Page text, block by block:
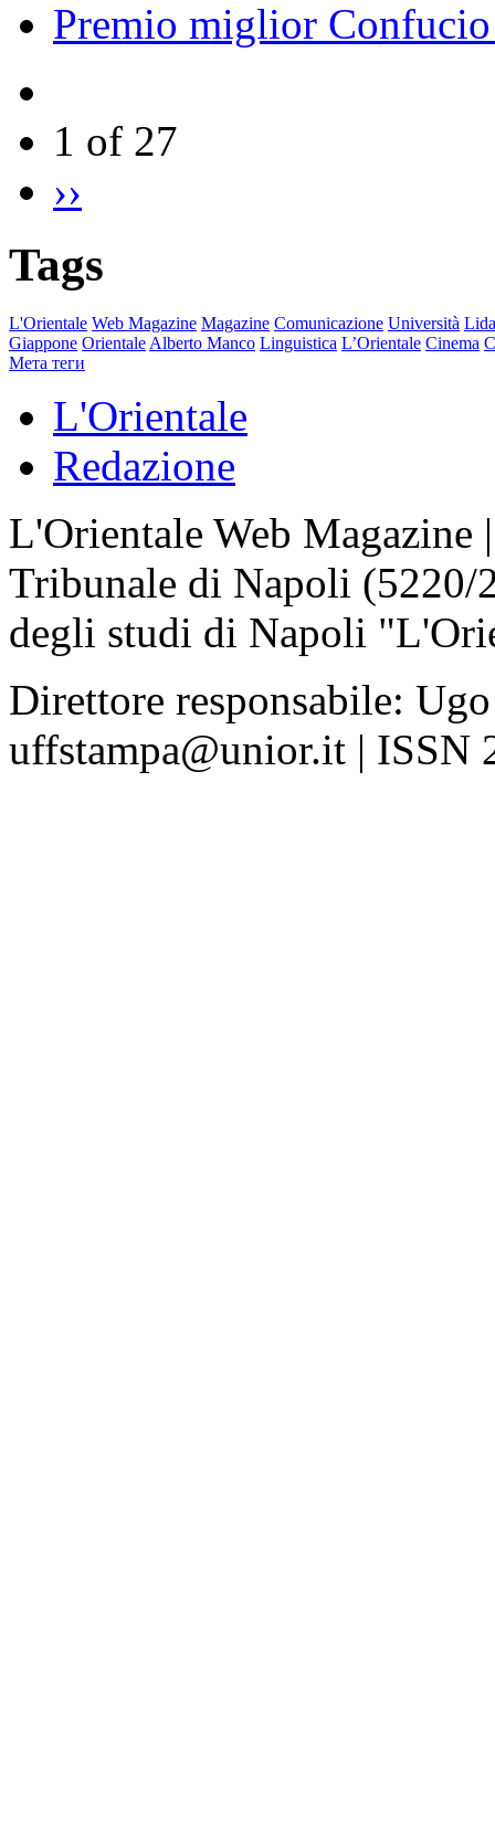
Premio miglior
1 of 27
››
Tags
L'Orientale Web Magazine Magazine Comunicazione Università
Giappone Orientale Alberto Manco Linguistica L’Orientale Cinema
Мета теги
L'Orientale
Redazione
L'Orientale Web Magazine
Tribunale di Napoli
degli studi di Napoli
Direttore responsabile:
uffstampa@unior.it | ISSN